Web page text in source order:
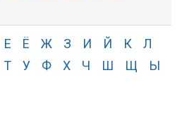
Е Ё Ж З И Й К
Л
Т У Ф Х Ч Ш Щ
Ы